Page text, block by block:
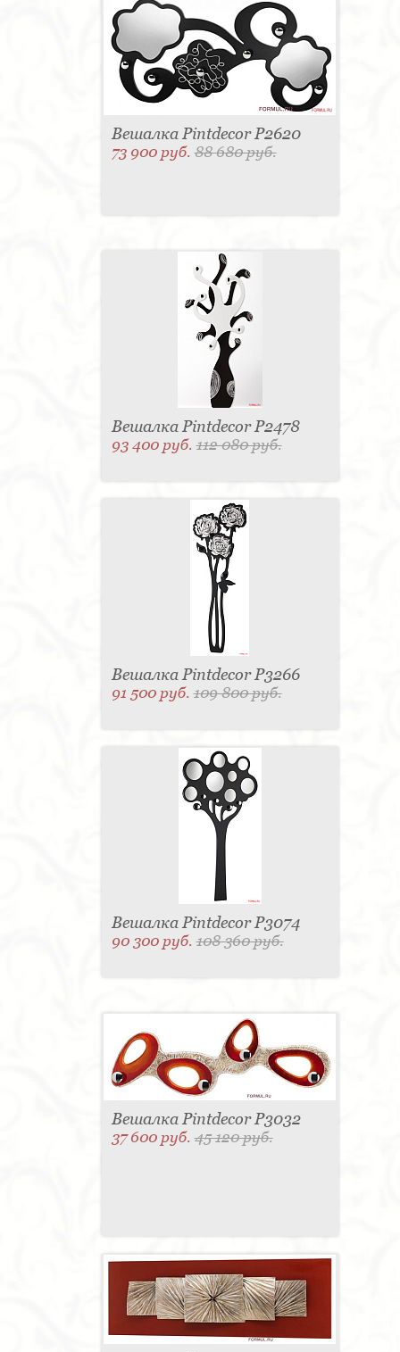
Вешалка Pintdecor P2620
73 900 руб.88 680 руб.
Вешалка Pintdecor P2478
93 400 руб.112 080 руб.
Вешалка Pintdecor P3266
91 500 руб.109 800 руб.
Вешалка Pintdecor P3074
90 300 руб.108 360 руб.
Вешалка Pintdecor P3032
37 600 руб.45 120 руб.